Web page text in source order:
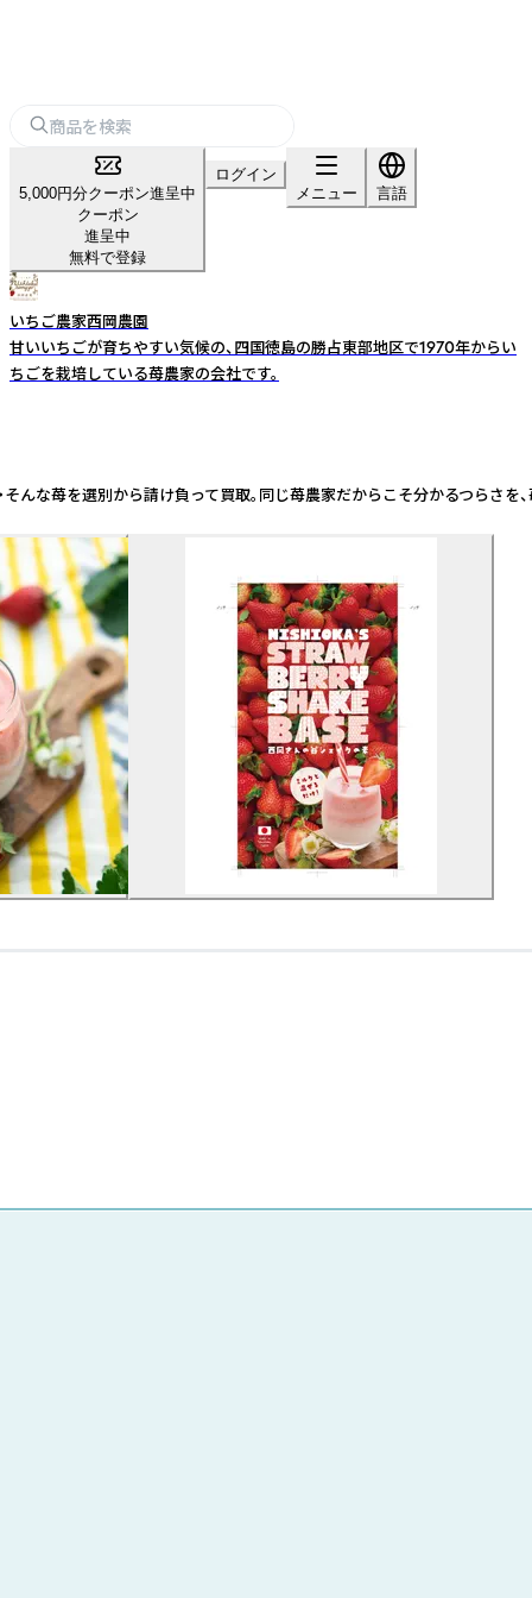
5,000円分クーポン進呈中
クーポン
進呈中
無料で登録
ログイン
メニュー
言語
いちご農家西岡農園
甘いいちごが育ちやすい気候の、四国徳島の勝占東部地区で1970年からい
ちごを栽培している苺農家の会社です。
な苺を選別から請け負って買取。同じ苺農家だからこそ分かるつ